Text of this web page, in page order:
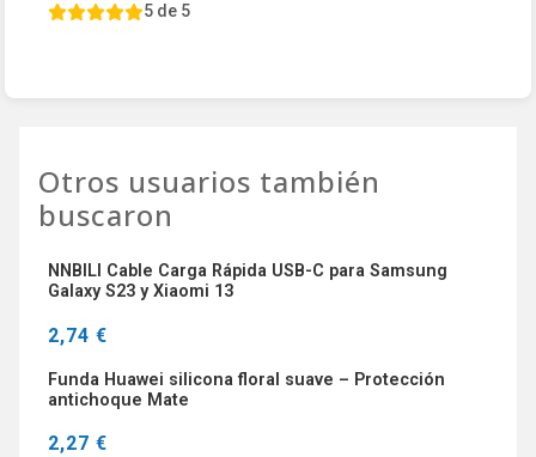
5 de 5
Otros usuarios también
buscaron
NNBILI Cable Carga Rápida USB-C para Samsung
Galaxy S23 y Xiaomi 13
2,74 €
Funda Huawei silicona floral suave – Protección
antichoque Mate
2,27 €